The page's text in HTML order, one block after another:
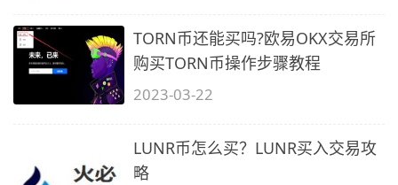
TORN币还能买吗?欧易OKX交易所
购买TORN币操作步骤教程
2023-03-22
LUNR币怎么买？LUNR买入交易攻
略